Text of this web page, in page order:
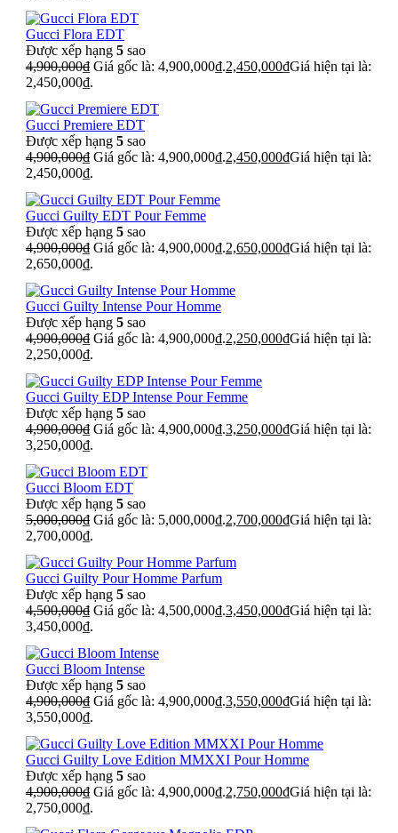
Gucci Flora EDT
Được xếp hạng 5 sao
4,900,000₫ Giá gốc là: 4,900,000₫.2,450,000₫Giá hiện tại là:
2,450,000₫.
Gucci Premiere EDT
Được xếp hạng 5 sao
4,900,000₫ Giá gốc là: 4,900,000₫.2,450,000₫Giá hiện tại là:
2,450,000₫.
Gucci Guilty EDT Pour Femme
Được xếp hạng 5 sao
4,900,000₫ Giá gốc là: 4,900,000₫.2,650,000₫Giá hiện tại là:
2,650,000₫.
Gucci Guilty Intense Pour Homme
Được xếp hạng 5 sao
4,900,000₫ Giá gốc là: 4,900,000₫.2,250,000₫Giá hiện tại là:
2,250,000₫.
Gucci Guilty EDP Intense Pour Femme
Được xếp hạng 5 sao
4,900,000₫ Giá gốc là: 4,900,000₫.3,250,000₫Giá hiện tại là:
3,250,000₫.
Gucci Bloom EDT
Được xếp hạng 5 sao
5,000,000₫ Giá gốc là: 5,000,000₫.2,700,000₫Giá hiện tại là:
2,700,000₫.
Gucci Guilty Pour Homme Parfum
Được xếp hạng 5 sao
4,500,000₫ Giá gốc là: 4,500,000₫.3,450,000₫Giá hiện tại là:
3,450,000₫.
Gucci Bloom Intense
Được xếp hạng 5 sao
4,900,000₫ Giá gốc là: 4,900,000₫.3,550,000₫Giá hiện tại là:
3,550,000₫.
Gucci Guilty Love Edition MMXXI Pour Homme
Được xếp hạng 5 sao
4,900,000₫ Giá gốc là: 4,900,000₫.2,750,000₫Giá hiện tại là:
2,750,000₫.